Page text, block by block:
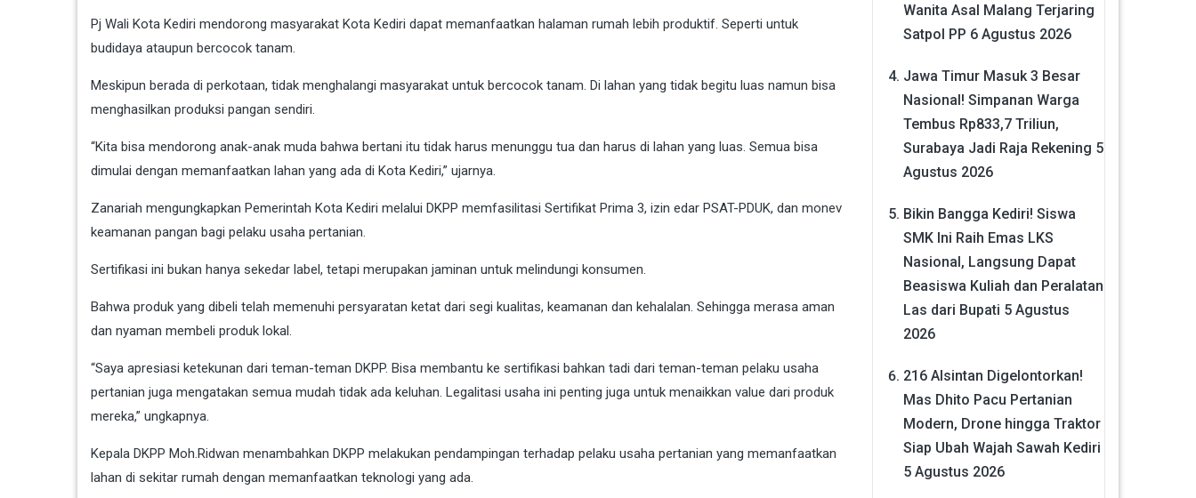
Pj Wali Kota Kediri mendorong masyarakat Kota Kediri dapat memanfaatkan halaman rumah lebih produktif. Seperti untuk
budidaya ataupun bercocok tanam.
Meskipun berada di perkotaan, tidak menghalangi masyarakat untuk bercocok tanam. Di lahan yang tidak begitu luas namun bisa
menghasilkan produksi pangan sendiri.
“Kita bisa mendorong anak-anak muda bahwa bertani itu tidak harus menunggu tua dan harus di lahan yang luas. Semua bisa
dimulai dengan memanfaatkan lahan yang ada di Kota Kediri,” ujarnya.
Zanariah mengungkapkan Pemerintah Kota Kediri melalui DKPP memfasilitasi Sertifikat Prima 3, izin edar PSAT-PDUK, dan monev
keamanan pangan bagi pelaku usaha pertanian.
Sertifikasi ini bukan hanya sekedar label, tetapi merupakan jaminan untuk melindungi konsumen.
Bahwa produk yang dibeli telah memenuhi persyaratan ketat dari segi kualitas, keamanan dan kehalalan. Sehingga merasa aman
dan nyaman membeli produk lokal.
“Saya apresiasi ketekunan dari teman-teman DKPP. Bisa membantu ke sertifikasi bahkan tadi dari teman-teman pelaku usaha
pertanian juga mengatakan semua mudah tidak ada keluhan. Legalitasi usaha ini penting juga untuk menaikkan value dari produk
mereka,” ungkapnya.
Kepala DKPP Moh.Ridwan menambahkan DKPP melakukan pendampingan terhadap pelaku usaha pertanian yang memanfaatkan
lahan di sekitar rumah dengan memanfaatkan teknologi yang ada.
Wanita Asal Malang Terjaring
Satpol PP 6 Agustus 2026
Jawa Timur Masuk 3 Besar
Nasional! Simpanan Warga
Tembus Rp833,7 Triliun,
Surabaya Jadi Raja Rekening 5
Agustus 2026
Bikin Bangga Kediri! Siswa
SMK Ini Raih Emas LKS
Nasional, Langsung Dapat
Beasiswa Kuliah dan Peralatan
Las dari Bupati 5 Agustus
2026
216 Alsintan Digelontorkan!
Mas Dhito Pacu Pertanian
Modern, Drone hingga Traktor
Siap Ubah Wajah Sawah Kediri
5 Agustus 2026